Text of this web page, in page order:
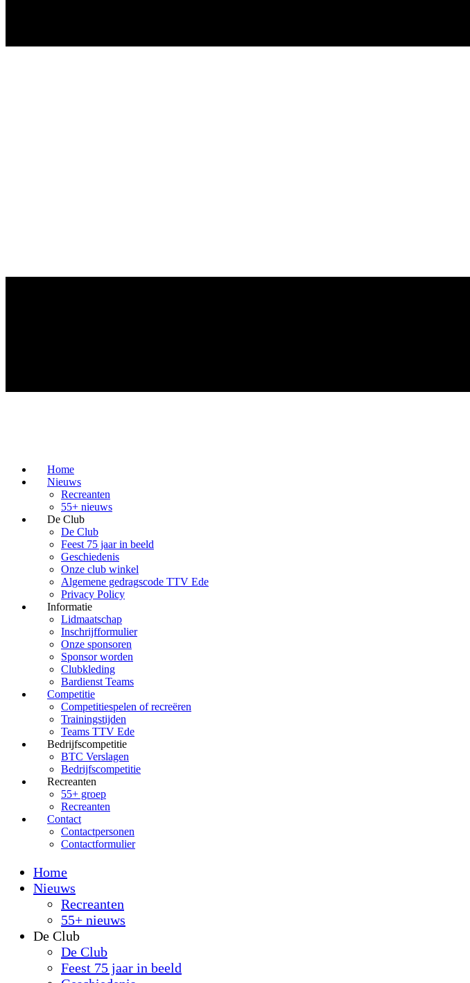
Home
Nieuws
Recreanten
55+ nieuws
De Club
De Club
Feest 75 jaar in beeld
Geschiedenis
Onze club winkel
Algemene gedragscode TTV Ede
Privacy Policy
Informatie
Lidmaatschap
Inschrijfformulier
Onze sponsoren
Sponsor worden
Clubkleding
Bardienst Teams
Competitie
Competitiespelen of recreëren
Trainingstijden
Teams TTV Ede
Bedrijfscompetitie
BTC Verslagen
Bedrijfscompetitie
Recreanten
55+ groep
Recreanten
Contact
Contactpersonen
Contactformulier
Home
Nieuws
Recreanten
55+ nieuws
De Club
De Club
Feest 75 jaar in beeld